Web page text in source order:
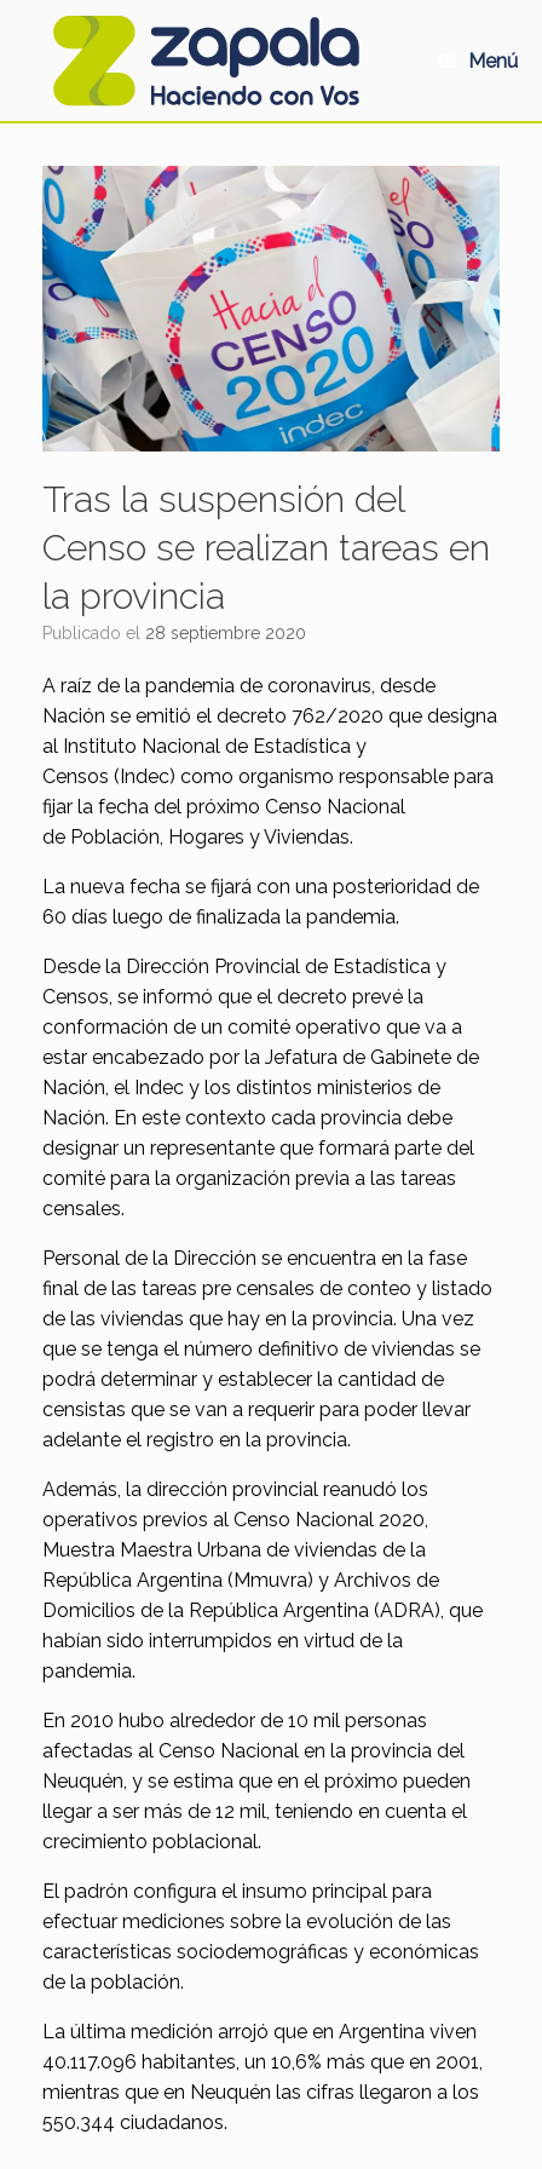
Menú
Tras la suspensión del
Censo se realizan tareas en
la provincia
Publicado el 28 septiembre 2020
A raíz de la pandemia de coronavirus, desde
Nación se emitió el decreto 762/2020 que designa
al Instituto Nacional de Estadística y
Censos (Indec) como organismo responsable para
fijar la fecha del próximo Censo Nacional
de Población, Hogares y Viviendas.
La nueva fecha se fijará con una posterioridad de
60 días luego de finalizada la pandemia.
Desde la Dirección Provincial de Estadística y
Censos, se informó que el decreto prevé la
conformación de un comité operativo que va a
estar encabezado por la Jefatura de Gabinete de
Nación, el Indec y los distintos ministerios de
Nación. En este contexto cada provincia debe
designar un representante que formará parte del
comité para la organización previa a las tareas
censales.
Personal de la Dirección se encuentra en la fase
final de las tareas pre censales de conteo y listado
de las viviendas que hay en la provincia. Una vez
que se tenga el número definitivo de viviendas se
podrá determinar y establecer la cantidad de
censistas que se van a requerir para poder llevar
adelante el registro en la provincia.
Además, la dirección provincial reanudó los
operativos previos al Censo Nacional 2020,
Muestra Maestra Urbana de viviendas de la
República Argentina (Mmuvra) y Archivos de
Domicilios de la República Argentina (ADRA), que
habían sido interrumpidos en virtud de la
pandemia.
En 2010 hubo alrededor de 10 mil personas
afectadas al Censo Nacional en la provincia del
Neuquén, y se estima que en el próximo pueden
llegar a ser más de 12 mil, teniendo en cuenta el
crecimiento poblacional.
El padrón configura el insumo principal para
efectuar mediciones sobre la evolución de las
características sociodemográficas y económicas
de la población.
La última medición arrojó que en Argentina viven
40.117.096 habitantes, un 10,6% más que en 2001,
mientras que en Neuquén las cifras llegaron a los
550.344 ciudadanos.